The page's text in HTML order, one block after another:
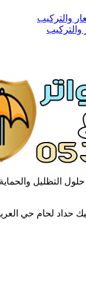
التظليل والحماية
حداد لحام حي